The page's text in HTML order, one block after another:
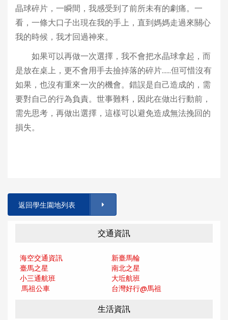
晶球碎片，一瞬間，我感受到了前所未有的劇痛。一
看，一條大口子出現在我的手上，直到媽媽走過來關心
我的時候，我才回過神來。
如果可以再做一次選擇，我不會把水晶球拿起，而
是放在桌上，更不會用手去撿掉落的碎片……但可惜沒有
如果，也沒有重來一次的機會。錯誤是自己造成的，需
要對自己的行為負責。世事難料，因此在做出行動前，
需先思考，再做出選擇，這樣可以避免造成無法挽回的
損失。
返回學生園地列表
交通資訊
海空交通資訊
新臺馬輪
臺馬之星
南北之星
小三通航班
大坵航班
馬祖公車
台灣好行@馬祖
生活資訊